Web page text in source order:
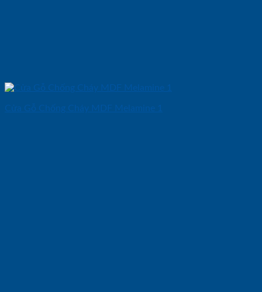
Cửa Gỗ Chống Cháy MDF Melamine 1